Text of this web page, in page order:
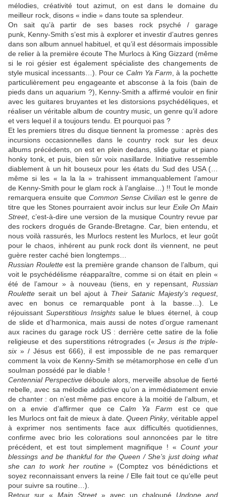
mélodies, créativité tout azimut, on est dans le domaine du
meilleur rock, disons « indie » dans toute sa splendeur.
On sait qu’à partir de ses bases rock psyché / garage
punk, Kenny-Smith s’est mis à explorer et investir d’autres genres
dans son album annuel habituel, et qu’il est désormais impossible
de relier à la première écoute The Murlocs à King Gizzard (même
si le roi gésier est également spécialiste des changements de
style musical incessants…). Pour ce Calm Ya Farm , à la pochette
particulièrement peu engageante et absconse à la fois (bain de
pieds dans un aquarium ?), Kenny-Smith a affirmé vouloir en finir
avec les guitares bruyantes et les distorsions psychédéliques, et
réaliser un véritable album de country music, un genre qu’il adore
et vers lequel il a toujours tendu. Et pourquoi pas ?
Et les premiers titres du disque tiennent la promesse : après des
incursions occasionnelles dans le country rock sur les deux
albums précédents, on est en plein dedans, slide guitar et piano
honky tonk, et puis, bien sûr voix nasillarde. Initiative ressemble
diablement à un hit bouseux pour les états du Sud des USA (…
même si les « la la la » trahissent immanquablement l’amour
de Kenny-Smith pour le glam rock à l’anglaise…) !! Tout le monde
remarquera ensuite que Common Sense Civilian est le genre de
titre que les Stones pourraient avoir inclus sur leur Exile On Main
Street, c’est-à-dire une version de la musique Country revue par
des rockers drogués de Grande-Bretagne. Car, bien entendu, et
nous voilà rassurés, les Murlocs restent les Murlocs , et leur goût
pour le chaos, inhérent au punk rock dont ils viennent, ne peut
guère rester caché bien longtemps…
Russian Rouletteest la première grande chanson de l’album, qui
voit le psychédélisme réapparaître, comme si on était en plein «
été de l’amour » à nouveau (tiens, en y repensant, Russian
Roulette serait un bel ajout à Their Satanic Majesty’s request,
avec en bonus ce remarquable pont à la basse…). Le
réjouissantSuperstitious Insightssalue le blues éternel, à coup
de slide et d’harmonica, mais aussi de notes d’orgue ramenant
aux racines du garage rock US : derrière cette satire de la folie
religieuse et des superstitions rétrogrades («Jesus is the triple-
six » / Jésus est 666), il est impossible de ne pas remarquer
comment la voix de Kenny-Smith se métamorphose en celle d’un
soulman possédé par le diable !
Centennial Perspectivedéboule alors, merveille absolue de fierté
rebelle, avec sa mélodie addictive qu’on a immédiatement envie
de chanter : on n’est même pas encore à la moitié de l’album, et
on a envie d’affirmer que ceCalm Ya Farm est ce que
les Murlocsont fait de mieux à date. Queen Pinky, véritable appel
à exprimer nos sentiments face aux difficultés quotidiennes,
confirme avec brio les colorations soul annoncées par le titre
précédent, et est tout simplement magnifique ! « Count your
blessings and be thankful for the Queen / She’s just doing what
she can to work her routine» (Comptez vos bénédictions et
soyez reconnaissant envers la reine / Elle fait tout ce qu’elle peut
pour suivre sa routine…).
Retour sur « Main Street» avec un chaloupé Undone and